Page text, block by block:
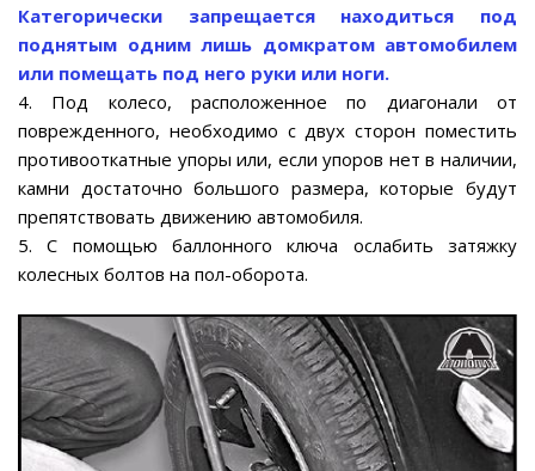
Категорически запрещается находиться под
поднятым одним лишь домкратом автомобилем
или помещать под него руки или ноги.
4. Под колесо, расположенное по диагонали от
поврежденного, необходимо с двух сторон поместить
противооткатные упоры или, если упоров нет в наличии,
камни достаточно большого размера, которые будут
препятствовать движению автомобиля.
5. С помощью баллонного ключа ослабить затяжку
колесных болтов на пол-оборота.